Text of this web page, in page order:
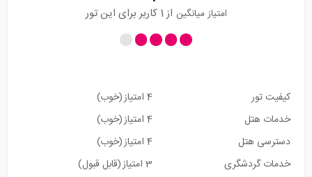
امتیاز میانگین از 1 کاربر برای این تور
کیفیت تور 4 امتیاز
(خوب)
خدمات هتل
4 امتیاز
(خوب)
دسترسی هتل
4 امتیاز
(خوب)
خدمات گردشگری
3 امتیاز
(قابل قبول)